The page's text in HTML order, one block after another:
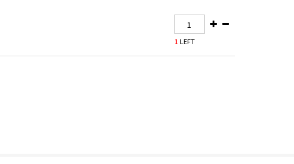
1 LEFT